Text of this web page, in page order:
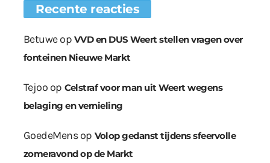
Recente reacties
Betuweop VVD en DUS Weert stellen vragen over
fonteinen Nieuwe Markt
Tejoo op Celstraf voor man uit Weert wegens
belaging en vernieling
GoedeMensop Volop gedanst tijdens sfeervolle
zomeravond op de Markt